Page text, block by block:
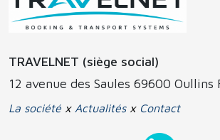
TRAVELNET (siège social)
12 avenue des Saules 69600 Oullins
La société x Actualitésx Contact